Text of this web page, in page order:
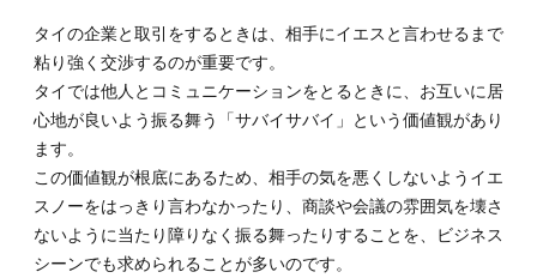
タイの企業と取引をするときは、相手にイエスと言わせるまで
粘り強く交渉するのが重要です。
タイでは他人とコミュニケーションをとるときに、お互いに居
心地が良いよう振る舞う「サバイサバイ」という価値観があり
ます。
この価値観が根底にあるため、相手の気を悪くしないようイエ
スノーをはっきり言わなかったり、商談や会議の雰囲気を壊さ
ないように当たり障りなく振る舞ったりすることを、ビジネス
シーンでも求められることが多いのです。